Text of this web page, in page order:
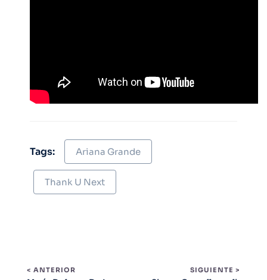
Tags: Ariana Grande
Thank U Next
< ANTERIOR SIGUIENTE >